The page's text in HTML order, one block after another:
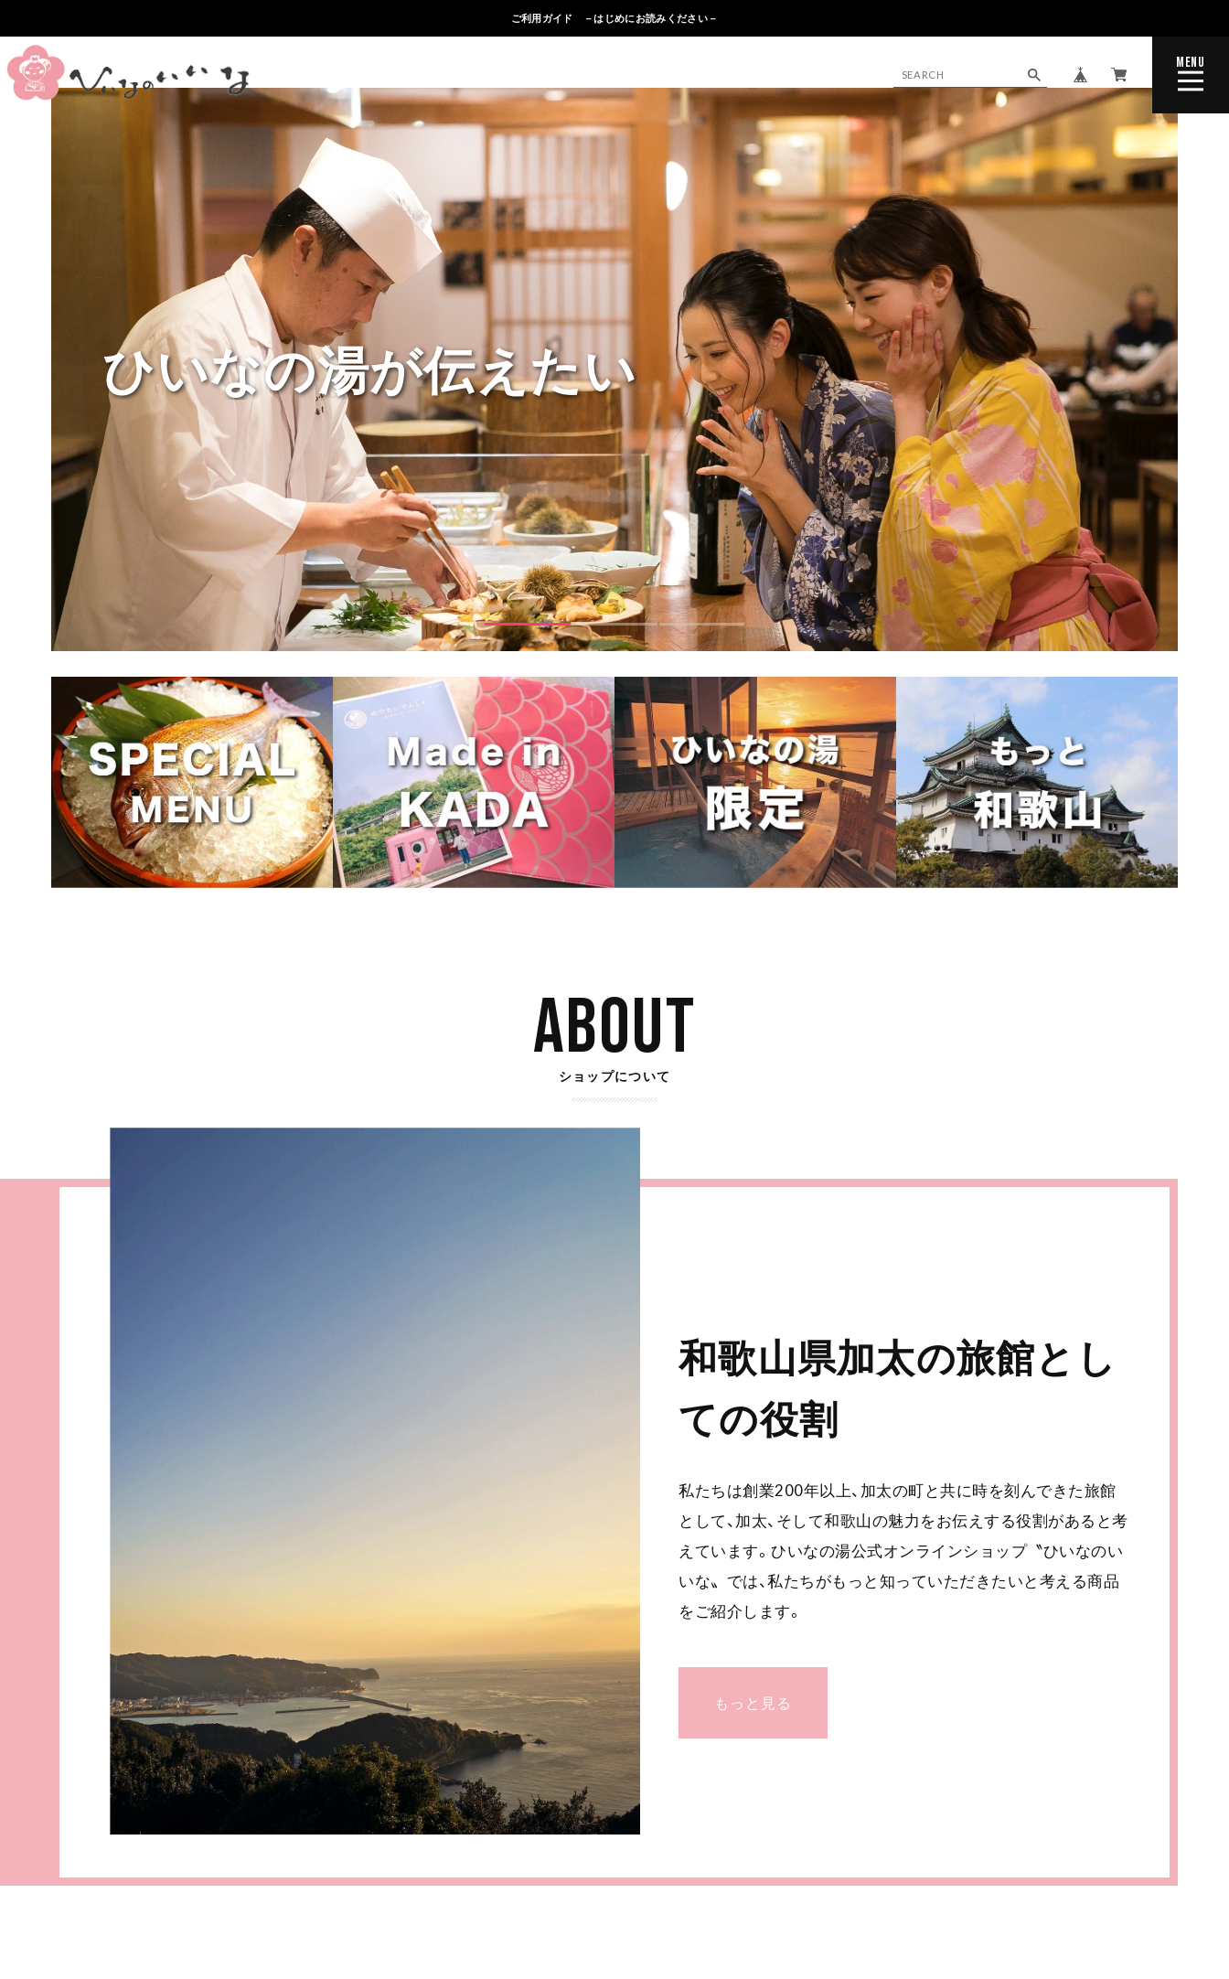
ご利用ガイド －はじめにお読みください－
MENU
CLOSE
和歌山の〝いいな〟を紹介
ABOUT
ショップについて
和歌山県加太の旅館とし
ての役割
私たちは創業200年以上、加太の町と共に時を刻んできた旅館
として、加太、そして和歌山の魅力をお伝えする役割があると考
えています。ひいなの湯公式オンラインショップ〝ひいなのい
いな〟では、私たちがもっと知っていただきたいと考える商品
をご紹介します。
もっと見る